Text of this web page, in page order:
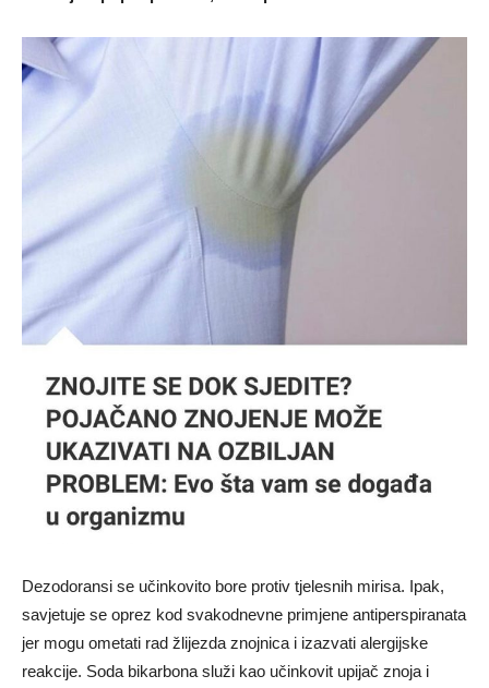
Dezodoransi se učinkovito bore protiv tjelesnih mirisa. Ipak,
savjetuje se oprez kod svakodnevne primjene antiperspiranata
jer mogu ometati rad žlijezda znojnica i izazvati alergijske
reakcije. Soda bikarbona služi kao učinkovit upijač znoja i